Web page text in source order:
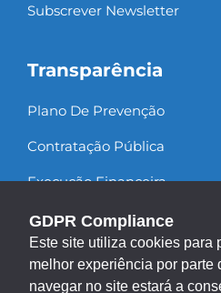
GDPR Compliance
Este site utiliza cookies para
melhor experiência por parte
navegar no site estará a
Subscrever Newsletter
Transparência
Plano De Prevenção
Contratação Pública
Execução Financeira
Recursos Humanos